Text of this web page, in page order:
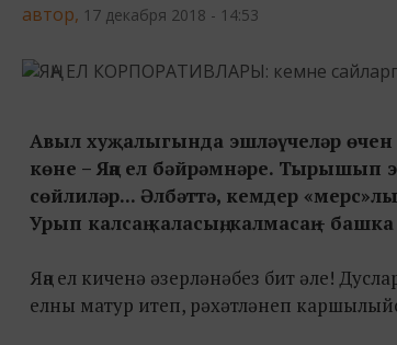
автор, 17 декабря 2018 - 14:53
Авыл хуҗалыгында эшләүчеләр
көне – Яңа ел бәйрәмнәре. Тырышып
сөйлиләр... Әлбәттә, кемдер
Урып калсаң каласың, калмасаң –
Яңа ел киченә әзерләнәбез бит әле!
елны матур итеп, рәхәтләнеп